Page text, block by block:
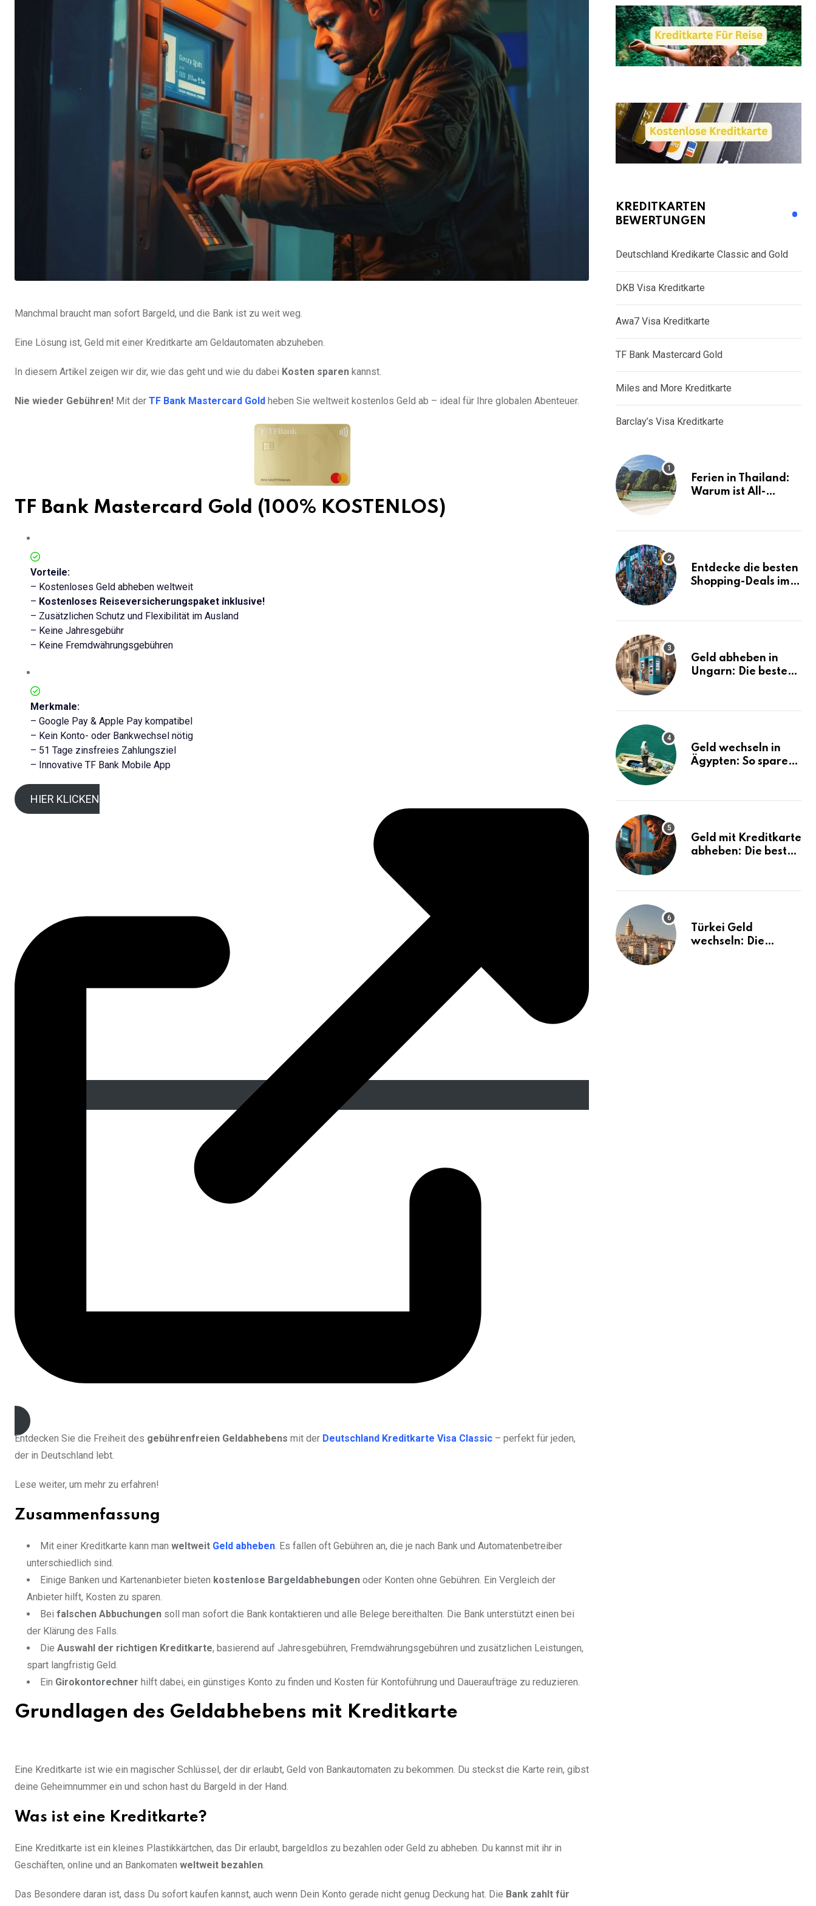
Manchmal braucht man sofort Bargeld, und die Bank ist zu weit weg.
Eine Lösung ist, Geld mit einer Kreditkarte am Geldautomaten abzuheben.
In diesem Artikel zeigen wir dir, wie das geht und wie du dabei Kosten sparen kannst.
Nie wieder Gebühren! Mit der TF Bank Mastercard Gold heben Sie weltweit kostenlos Geld ab – ideal für Ihre globalen Abenteuer.
TF Bank Mastercard Gold (100% KOSTENLOS)
Vorteile:
– Kostenloses Geld abheben weltweit
– Kostenloses Reiseversicherungspaket inklusive!
– Zusätzlichen Schutz und Flexibilität im Ausland
– Keine Jahresgebühr
– Keine Fremdwährungsgebühren
Merkmale:
– Google Pay & Apple Pay kompatibel
– Kein Konto- oder Bankwechsel nötig
– 51 Tage zinsfreies Zahlungsziel
– Innovative TF Bank Mobile App
HIER KLICKEN
Entdecken Sie die Freiheit des gebührenfreien Geldabhebens mit der Deutschland Kreditkarte Visa Classic – perfekt für jeden,
der in Deutschland lebt.
Lese weiter, um mehr zu erfahren!
Zusammenfassung
Mit einer Kreditkarte kann man weltweit Geld abheben. Es fallen oft Gebühren an, die je nach Bank und Automatenbetreiber
unterschiedlich sind.
Einige Banken und Kartenanbieter bieten kostenlose Bargeldabhebungen oder Konten ohne Gebühren. Ein Vergleich der
Anbieter hilft, Kosten zu sparen.
Bei falschen Abbuchungen soll man sofort die Bank kontaktieren und alle Belege bereithalten. Die Bank unterstützt einen bei
der Klärung des Falls.
Die Auswahl der richtigen Kreditkarte, basierend auf Jahresgebühren, Fremdwährungsgebühren und zusätzlichen Leistungen,
spart langfristig Geld.
Ein Girokontorechner hilft dabei, ein günstiges Konto zu finden und Kosten für Kontoführung und Daueraufträge zu reduzieren.
Grundlagen des Geldabhebens mit Kreditkarte
Eine Kreditkarte ist wie ein magischer Schlüssel, der dir erlaubt, Geld von Bankautomaten zu bekommen. Du steckst die Karte rein, gibst
deine Geheimnummer ein und schon hast du Bargeld in der Hand.
Was ist eine Kreditkarte?
Eine Kreditkarte ist ein kleines Plastikkärtchen, das Dir erlaubt, bargeldlos zu bezahlen oder Geld zu abheben. Du kannst mit ihr in
Geschäften, online und an Bankomaten weltweit bezahlen.
Das Besondere daran ist, dass Du sofort kaufen kannst, auch wenn Dein Konto gerade nicht genug Deckung hat. Die Bank zahlt für
KREDITKARTEN
BEWERTUNGEN
Deutschland Kredikarte Classic and Gold
DKB Visa Kreditkarte
Awa7 Visa Kreditkarte
TF Bank Mastercard Gold
Miles and More Kreditkarte
Barclay’s Visa Kreditkarte
Ferien in Thailand:
Warum ist All-
Entdecke die besten
Shopping-Deals im
Geld abheben in
Ungarn: Die besten
Geld wechseln in
Ägypten: So sparen
Geld mit Kreditkarte
abheben: Die besten
Türkei Geld
wechseln: Die